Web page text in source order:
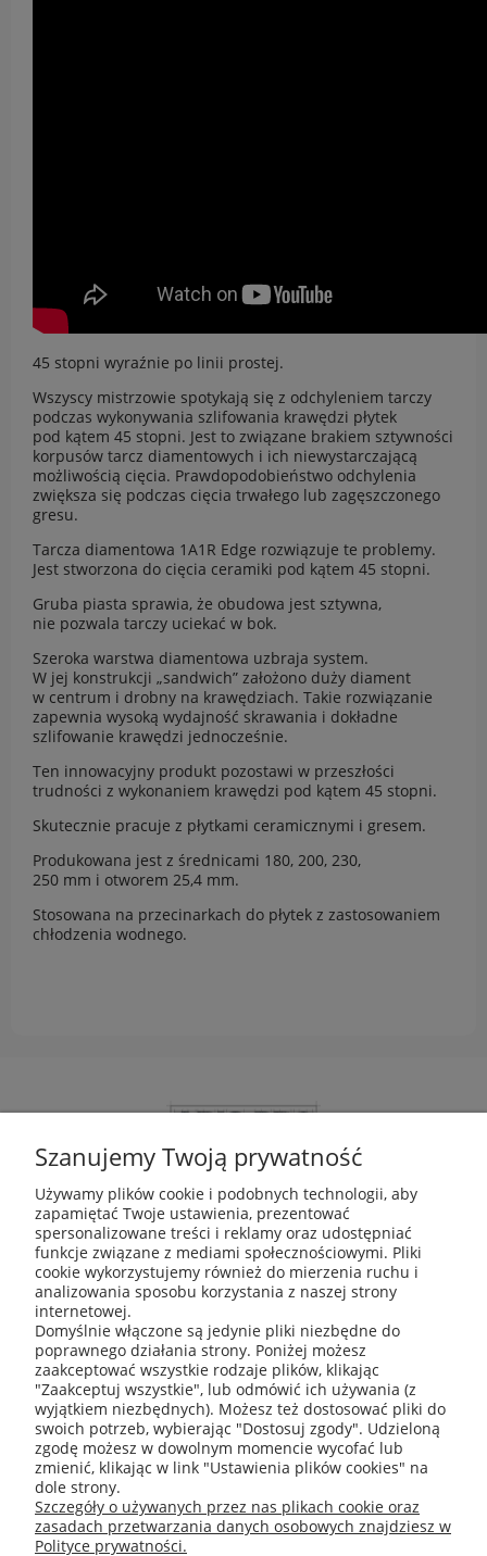
45 stopni wyraźnie po linii prostej.
Wszyscy mistrzowie spotykają się z odchyleniem tarczy
podczas wykonywania szlifowania krawędzi płytek
pod kątem 45 stopni. Jest to związane brakiem sztywności
korpusów tarcz diamentowych i ich niewystarczającą
możliwością cięcia. Prawdopodobieństwo odchylenia
zwiększa się podczas cięcia trwałego lub zagęszczonego
gresu.
Tarcza diamentowa 1A1R Edge rozwiązuje te problemy.
Jest stworzona do cięcia ceramiki pod kątem 45 stopni.
Gruba piasta sprawia, że obudowa jest sztywna,
nie pozwala tarczy uciekać w bok.
Szeroka warstwa diamentowa uzbraja system.
W jej konstrukcji „sandwich” założono duży diament
w centrum i drobny na krawędziach. Takie rozwiązanie
zapewnia wysoką wydajność skrawania i dokładne
szlifowanie krawędzi jednocześnie.
Ten innowacyjny produkt pozostawi w przeszłości
trudności z wykonaniem krawędzi pod kątem 45 stopni.
Skutecznie pracuje z płytkami ceramicznymi i gresem.
Produkowana jest z średnicami 180, 200, 230,
250 mm i otworem 25,4 mm.
Stosowana na przecinarkach do płytek z zastosowaniem
chłodzenia wodnego.
ABIS Pro sp. z o. o.
ul. Głogowska 11
30-416 Kraków
+48 531 809 706
office@abispro.pl
Informacje
Szanujemy Twoją prywatność
Używamy plików cookie i podobnych technologii, aby
zapamiętać Twoje ustawienia, prezentować
spersonalizowane treści i reklamy oraz udostępniać
funkcje związane z mediami społecznościowymi. Pliki
cookie wykorzystujemy również do mierzenia ruchu i
analizowania sposobu korzystania z naszej strony
internetowej.
Domyślnie włączone są jedynie pliki niezbędne do
poprawnego działania strony. Poniżej możesz
zaakceptować wszystkie rodzaje plików, klikając
"Zaakceptuj wszystkie", lub odmówić ich używania (z
wyjątkiem niezbędnych). Możesz też dostosować pliki do
swoich potrzeb, wybierając "Dostosuj zgody". Udzieloną
zgodę możesz w dowolnym momencie wycofać lub
zmienić, klikając w link "Ustawienia plików cookies" na
dole strony.
Szczegóły o używanych przez nas plikach cookie oraz
zasadach przetwarzania danych osobowych znajdziesz w
Polityce prywatności.